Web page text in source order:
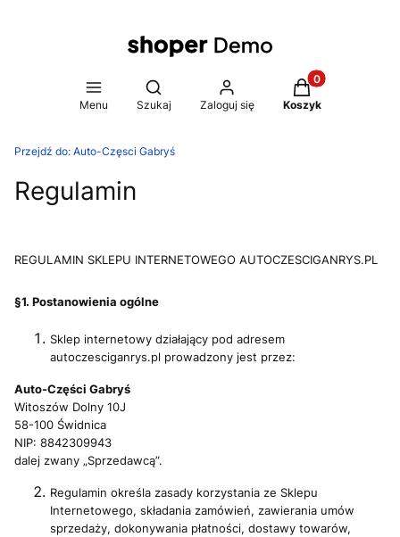
Menu
Otwórz wyszukiwarkę
Szukaj Zaloguj się
Produkty w
Koszyk
Przejdź do: Auto-Częsci Gabryś
Regulamin
REGULAMIN SKLEPU INTERNETOWEGO AUTOCZESCIGANRYS.PL
§1. Postanowienia ogólne
Sklep internetowy działający pod adresem
autoczesciganrys.pl prowadzony jest przez:
Auto-Części Gabryś
Witoszów Dolny 10J
58-100 Świdnica
NIP: 8842309943
dalej zwany „Sprzedawcą”.
Regulamin określa zasady korzystania ze Sklepu
Internetowego, składania zamówień, zawierania umów
sprzedaży, dokonywania płatności, dostawy towarów,